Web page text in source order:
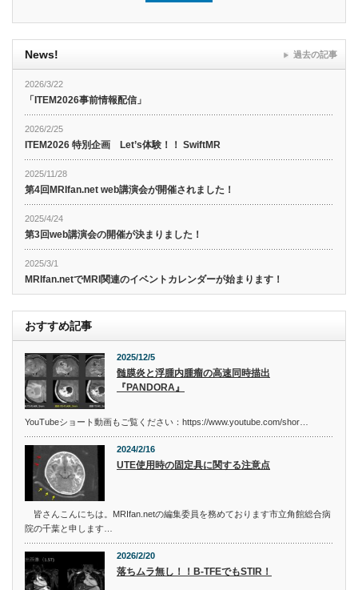
News!
2026/3/22
「ITEM2026事前情報配信」
2026/2/25
ITEM2026 特別企画 Let’s体験！！ SwiftMR
2025/11/28
第4回MRIfan.net web講演会が開催されました！
2025/4/24
第3回web講演会の開催が決まりました！
2025/3/1
MRIfan.netでMRI関連のイベントカレンダーが始まります！
過去の記事
おすすめ記事
2025/12/5
髄膜炎と浮腫内腫瘤の高速同時描出
『PANDORA』
YouTubeショート動画もご覧ください：https://www.youtube.com/shor…
2024/2/16
UTE使用時の固定具に関する注意点
皆さんこんにちは。MRIfan.netの編集委員を務めております市立角館総合病
院の千葉と申します…
2026/2/20
落ちムラ無し！！B-TFEでもSTIR！